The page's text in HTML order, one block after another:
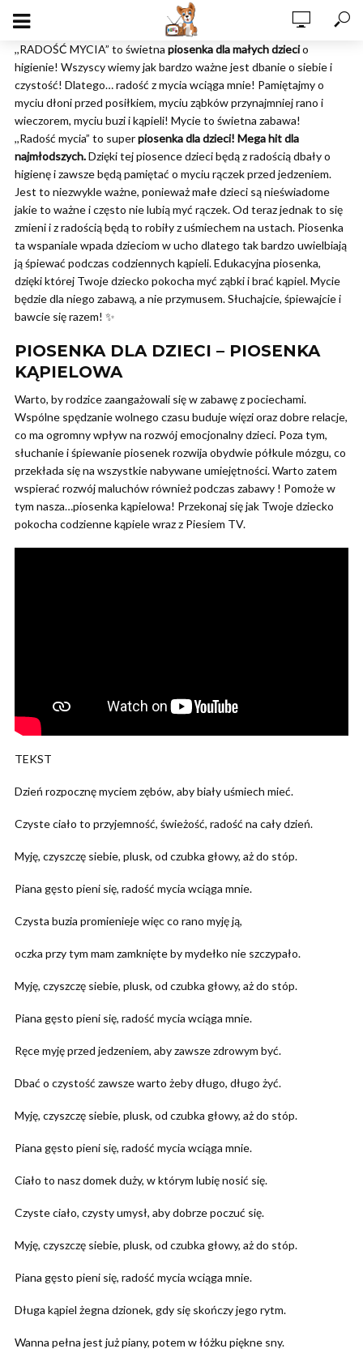
,,RADOŚĆ MYCIA” to świetna piosenka dla małych dziecio
higienie! Wszyscy wiemy jak bardzo ważne jest dbanie o siebie i
czystość! Dlatego… radość z mycia wciąga mnie! Pamiętajmy o
myciu dłoni przed posiłkiem, myciu ząbków przynajmniej rano i
wieczorem, myciu buzi i kąpieli! Mycie to świetna zabawa!
,,Radość mycia” to superpiosenka dla dzieci! Mega hit dla
najmłodszych.Dzięki tej piosence dzieci będą z radością dbały o
higienę i zawsze będą pamiętać o myciu rączek przed jedzeniem.
Jest to niezwykle ważne, ponieważ małe dzieci są nieświadome
jakie to ważne i często nie lubią myć rączek. Od teraz jednak to się
zmieni i z radością będą to robiły z uśmiechem na ustach. Piosenka
ta wspaniale wpada dzieciom w ucho dlatego tak bardzo uwielbiają
ją śpiewać podczas codziennych kąpieli. Edukacyjna piosenka,
dzięki której Twoje dziecko pokocha myć ząbki i brać kąpiel. Mycie
będzie dla niego zabawą, a nie przymusem. Słuchajcie, śpiewajcie i
bawcie się razem! ✨
PIOSENKA DLA DZIECI – PIOSENKA
KĄPIELOWA
Warto, by rodzice zaangażowali się w zabawę z pociechami.
Wspólne spędzanie wolnego czasu buduje więzi oraz dobre relacje,
co ma ogromny wpływ na rozwój emocjonalny dzieci. Poza tym,
słuchanie i śpiewanie piosenek rozwija obydwie półkule mózgu, co
przekłada się na wszystkie nabywane umiejętności. Warto zatem
wspierać rozwój maluchów również podczas zabawy ! Pomoże w
tym nasza…piosenka kąpielowa! Przekonaj się jak Twoje dziecko
pokocha codzienne kąpiele wraz z Piesiem TV.
TEKST
Dzień rozpocznę myciem zębów, aby biały uśmiech mieć.
Czyste ciało to przyjemność, świeżość, radość na cały dzień.
Myję, czyszczę siebie, plusk, od czubka głowy, aż do stóp.
Piana gęsto pieni się, radość mycia wciąga mnie.
Czysta buzia promienieje więc co rano myję ją,
oczka przy tym mam zamknięte by mydełko nie szczypało.
Myję, czyszczę siebie, plusk, od czubka głowy, aż do stóp.
Piana gęsto pieni się, radość mycia wciąga mnie.
Ręce myję przed jedzeniem, aby zawsze zdrowym być.
Dbać o czystość zawsze warto żeby długo, długo żyć.
Myję, czyszczę siebie, plusk, od czubka głowy, aż do stóp.
Piana gęsto pieni się, radość mycia wciąga mnie.
Ciało to nasz domek duży, w którym lubię nosić się.
Czyste ciało, czysty umysł, aby dobrze poczuć się.
Myję, czyszczę siebie, plusk, od czubka głowy, aż do stóp.
Piana gęsto pieni się, radość mycia wciąga mnie.
Długa kąpiel żegna dzionek, gdy się skończy jego rytm.
Wanna pełna jest już piany, potem w łóżku piękne sny.